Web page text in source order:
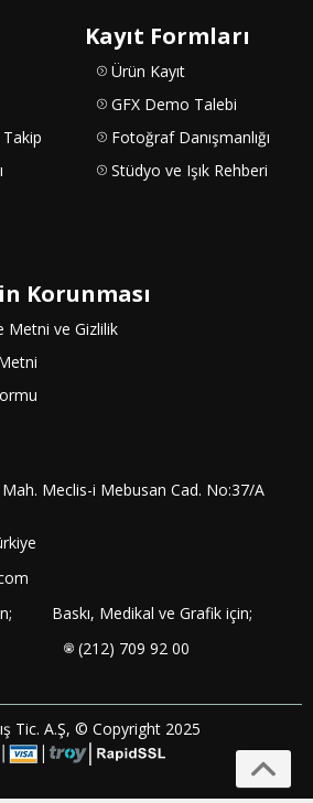
Kayıt Formları
Ürün Kayıt
GFX Demo Talebi
Fotoğraf Danışmanlığı
Stüdyo ve Işık Rehberi
Korunması
Metni ve Gizlilik
Meclis-i Mebusan Cad. No:37/A
Baskı, Medikal ve Grafik için;
(212) 709 92 00
Tic. A.Ş, © Copyright 2025